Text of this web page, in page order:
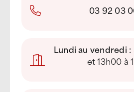
03 92 03
Lundi au vendredi :
et 13h00 à